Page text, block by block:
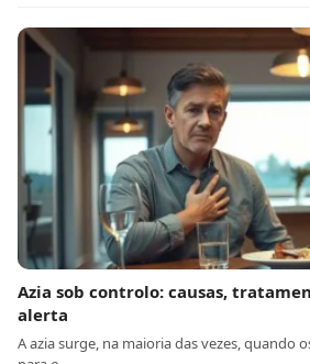
Azia sob controlo: causas,
alerta
A azia surge, na maioria das vezes, quando